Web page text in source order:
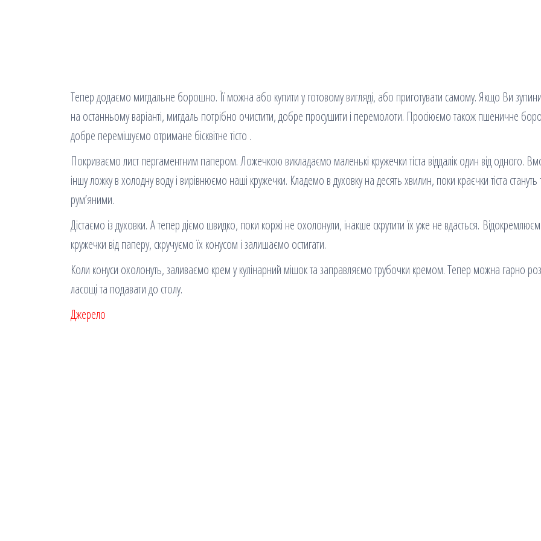
Тепер додаємо мигдальне борошно. Її можна або купити у готовому вигляді, або приготувати самому. Якщо Ви
на останньому варіанті, мигдаль потрібно очистити, добре просушити і перемолоти. Просіюємо також пшеничне
добре перемішуємо отримане бісквітне тісто .
Покриваємо лист пергаментним папером. Ложечкою викладаємо маленькі кружечки тіста віддалік один від одного.
іншу ложку в холодну воду і вирівнюємо наші кружечки. Кладемо в духовку на десять хвилин, поки краєчки тіста стануть
рум’яними.
Дістаємо із духовки. А тепер діємо швидко, поки коржі не охолонули, інакше скрутити їх уже не вдасться.
кружечки від паперу, скручуємо їх конусом і залишаємо остигати.
Коли конуси охолонуть, заливаємо крем у кулінарний мішок та заправляємо трубочки кремом. Тепер можна гарно
ласощі та подавати до столу.
Джерело